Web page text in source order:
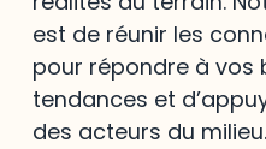
est de réunir les
pour répondre à vos
tendances et
des acteurs du milieu.